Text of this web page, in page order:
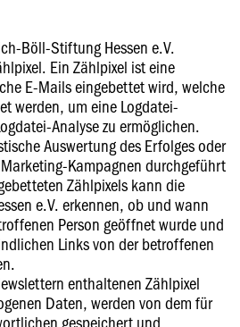
Böll-Stiftung Hessen e.V.
Ein Zählpixel ist eine
E-Mails eingebettet wird, welche
werden, um eine Logdatei-
Analyse zu ermöglichen.
Auswertung des Erfolges oder
Kampagnen durchgeführt
Zählpixels kann die
e.V. erkennen, ob und wann
Person geöffnet wurde und
Links von der betroffenen
enthaltenen Zählpixel
Daten, werden von dem für
gespeichert und